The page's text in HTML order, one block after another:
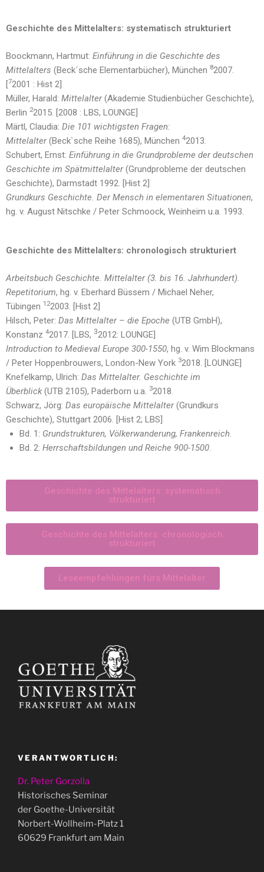
Geschichte des Mittelalters: systematisch strukturiert
Boockmann, Hartmut: Einführung in die Geschichte des
Mittelalters (Beck´sche Elementarbücher), München 82007.
[72001 : Hist 2]
Müller, Harald: Mittelalter(Akademie Studienbücher Geschichte),
Berlin 22015. [2008 : LBS, LOUNGE]
Märtl, Claudia: Die 101 wichtigsten Fragen:
Mittelalter(Beck`sche Reihe 1685), München 42013.
Schubert, Ernst: Einführung in die Grundprobleme der deutschen
Geschichte im Spätmittelalter(Grundprobleme der deutschen
Geschichte), Darmstadt 1992. [Hist 2]
Grundkurs Geschichte. Der Mensch in elementaren Situationen,
hg. v. August Nitschke / Peter Schmoock, Weinheim u.a. 1993.
Geschichte des Mittelalters: chronologisch strukturiert
Arbeitsbuch Geschichte. Mittelalter (3. bis 16. Jahrhundert).
Repetitorium, hg. v. Eberhard Büssem / Michael Neher,
Tübingen 122003. [Hist 2]
Hilsch, Peter: Das Mittelalter – die Epoche (UTB GmbH),
Konstanz 42017. [LBS, 32012: LOUNGE]
Introduction to Medieval Europe 300-1550, hg. v. Wim Blockmans
/ Peter Hoppenbrouwers, London-New York 32018. [LOUNGE]
Knefelkamp, Ulrich: Das Mittelalter. Geschichte im
Überblick(UTB 2105), Paderborn u.a. 32018.
Schwarz, Jörg: Das europäische Mittelalter(Grundkurs
Geschichte), Stuttgart 2006. [Hist 2; LBS]
Bd. 1: Grundstrukturen, Völkerwanderung, Frankenreich.
Bd. 2: Herrschaftsbildungen und Reiche 900-1500.
Geschichte des Mittelalters: systematisch
strukturiert
Geschichte des Mittelalters: chronologisch
strukturiert
Leseempfehlungen fürs Mittelalter
VERANTWORTLICH:
Dr. Peter Gorzolla
Historisches Seminar
der Goethe-Universität
Norbert-Wollheim-Platz 1
60629 Frankfurt am Main